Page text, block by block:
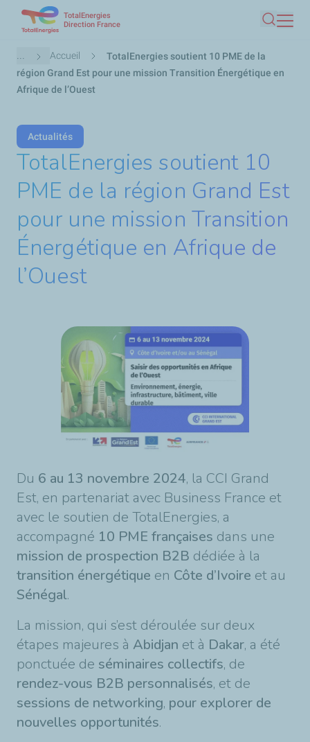
contenu
principal
TotalEnergies
Direction France
Fil
d'Ariane
... Accueil
TotalEnergies soutient 10 PME de la
région Grand Est pour une mission Transition Énergétique en
Afrique de l’Ouest
Actualités
TotalEnergies soutient 10
PME de la région Grand Est
pour une mission Transition
Énergétique en Afrique de
l’Ouest
Du 6 au 13 novembre 2024, la CCI Grand
Est, en partenariat avec Business France et
avec le soutien de TotalEnergies, a
accompagné 10 PME françaises dans une
mission de prospection B2B dédiée à la
transition énergétique en Côte d’Ivoire et au
Sénégal.
La mission, qui s’est déroulée sur deux
étapes majeures à Abidjan et à Dakar, a été
ponctuée de séminaires collectifs, de
rendez-vous B2B personnalisés, et de
sessions de networking, pour explorer de
nouvelles opportunités.